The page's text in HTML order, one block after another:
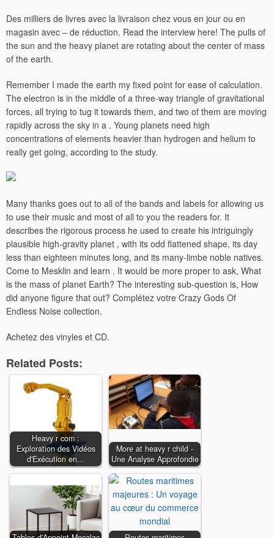
Des milliers de livres avec la livraison chez vous en jour ou en
magasin avec – de réduction. Read the interview here! The pulls of
the sun and the heavy planet are rotating about the center of mass
of the earth.
Remember I made the earth my fixed point for ease of calculation.
The electron is in the middle of a three-way triangle of gravitational
forces, all trying to tug it towards them, and two of them are moving
rapidly across the sky in a . Young planets need high
concentrations of elements heavier than hydrogen and helium to
really get going, according to the study.
Many thanks goes out to all of the bands and labels for allowing us
to use their music and most of all to you the readers for. It
describes the rigorous process he used to create his intriguingly
plausible high-gravity planet , with its odd flattened shape, its day
less than eighteen minutes long, and its many-limbe noble natives.
Come to Mesklin and learn . It would be more proper to ask, What
is the mass of planet Earth? The interesting sub-question is, How
did anyone figure that out? Complétez votre Crazy Gods Of
Endless Noise collection.
Achetez des vinyles et CD.
Related Posts:
Heavy r com :
Exploration des Vidéos
d'Exécution en…
More at heavy r child -
Une Analyse Approfondie